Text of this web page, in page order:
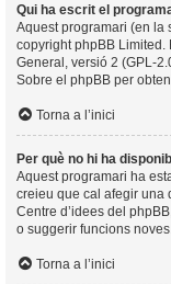
Qui ha escrit el
Aquest programari (en la
copyright phpBB Limited
General, versió 2 (GPL-
Sobre el phpBB per
Torna a l’inici
Per què no hi ha
Aquest programari ha
creieu que cal afegir una
Centre d’idees del phpBB
o suggerir funcions noves.
Torna a l’inici